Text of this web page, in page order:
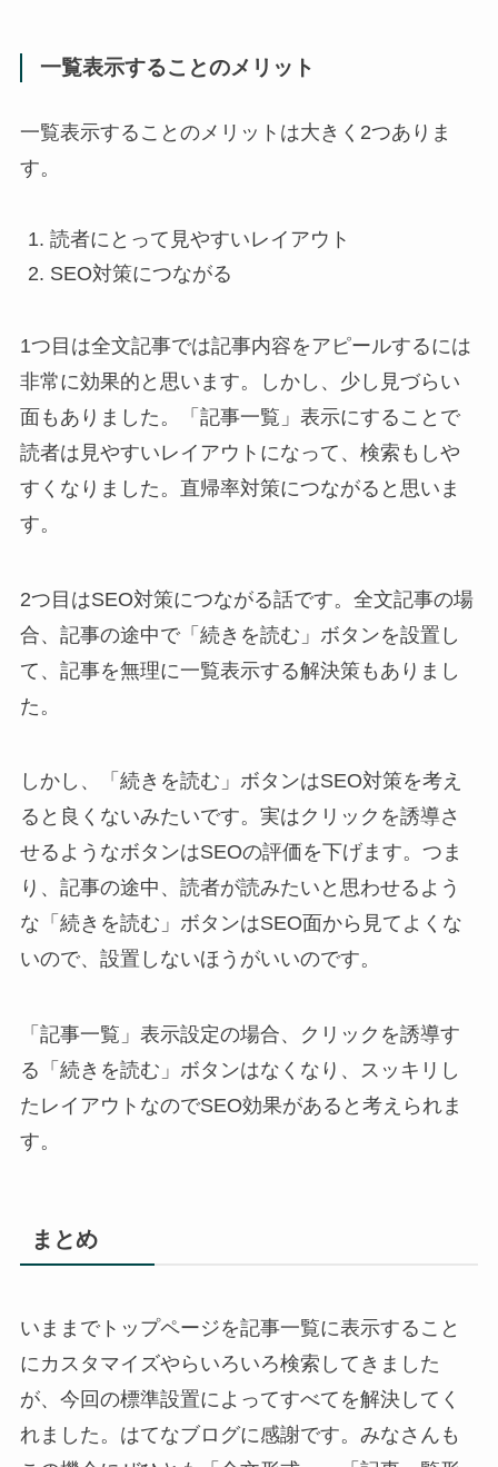
一覧表示することのメリット
一覧表示することのメリットは大きく2つありま
す。
読者にとって見やすいレイアウト
SEO対策につながる
1つ目は全文記事では記事内容をアピールするには
非常に効果的と思います。しかし、少し見づらい
面もありました。「記事一覧」表示にすることで
読者は見やすいレイアウトになって、検索もしや
すくなりました。直帰率対策につながると思いま
す。
2つ目はSEO対策につながる話です。全文記事の場
合、記事の途中で「続きを読む」ボタンを設置し
て、記事を無理に一覧表示する解決策もありまし
た。
しかし、「続きを読む」ボタンはSEO対策を考え
ると良くないみたいです。実はクリックを誘導さ
せるようなボタンはSEOの評価を下げます。つま
り、記事の途中、読者が読みたいと思わせるよう
な「続きを読む」ボタンはSEO面から見てよくな
いので、設置しないほうがいいのです。
「記事一覧」表示設定の場合、クリックを誘導す
る「続きを読む」ボタンはなくなり、スッキリし
たレイアウトなのでSEO効果があると考えられま
す。
まとめ
いままでトップページを記事一覧に表示すること
にカスタマイズやらいろいろ検索してきました
が、今回の標準設置によってすべてを解決してく
れました。はてなブログに感謝です。みなさんも